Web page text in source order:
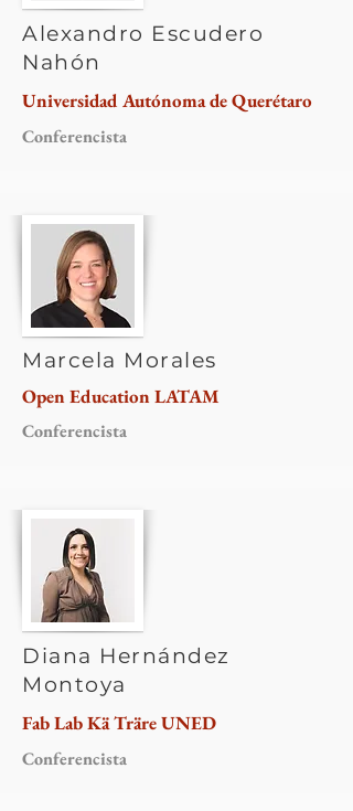
Alexandro Escudero
Nahón
Universidad Autónoma de Querétaro
Conferencista
Marcela Morales
Open Education LATAM
Conferencista
Diana Hernández
Montoya
Fab Lab Kä Träre UNED
Conferencista